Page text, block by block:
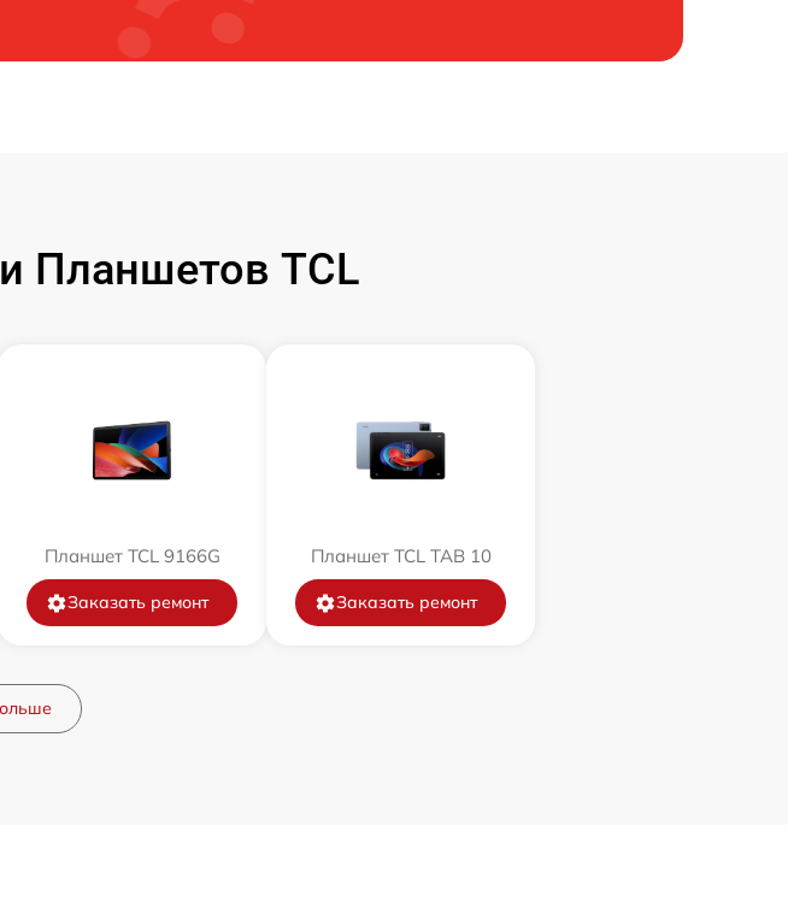
Планшетов TCL
Планшет TCL 9166G
Заказать ремонт
Планшет TCL TAB 10
Заказать ремонт